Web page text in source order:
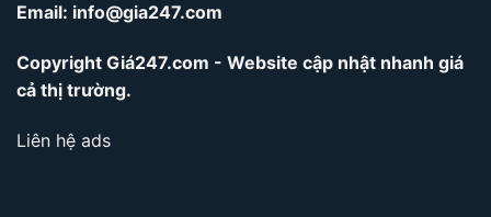
Email: info@gia247.com
Copyright Giá247.com - Website cập nhật nhanh giá
cả thị trường.
Liên hệ ads